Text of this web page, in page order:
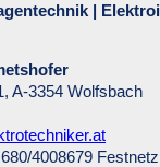
|
A-3354 Wolfsbach
4008679